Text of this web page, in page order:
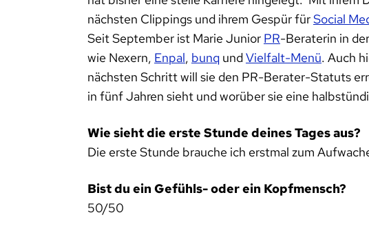
nächsten Clippings und ihrem Gespür fürSocial
Seit September ist Marie Junior PR-Beraterin in
wie Nexern, Enpal, bunqundVielfalt-Menü. Auch
nächsten Schritt will sie den PR-Berater-Statuts
in fünf Jahren sieht und worüber sie eine
Wie sieht die erste Stunde deines Tages aus?
Die erste Stunde brauche ich erstmal zum
Bist du ein Gefühls- oder ein Kopfmensch?
50/50